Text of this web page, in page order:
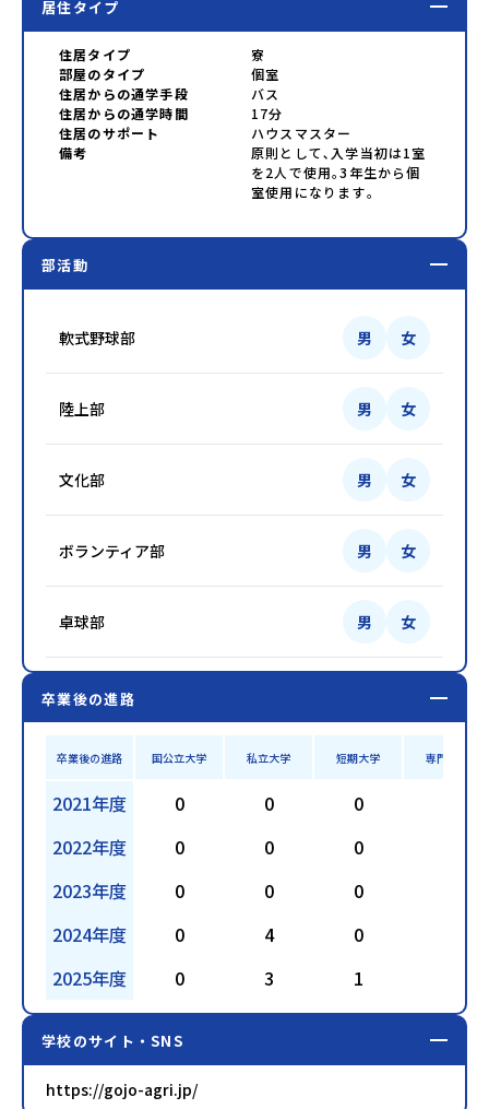
居住タイプ
住居タイプ
寮
部屋のタイプ
個室
住居からの通学手段
バス
住居からの通学時間
17分
住居のサポート
ハウスマスター
備考
原則として､入学当初は1室
を2人で使用｡3年生から個
室使用になります｡
部活動
軟式野球部 男 女
陸上部 男 女
文化部 男 女
ボランティア部 男 女
卓球部 男 女
卒業後の進路
卒業後の進路 国公立大学 私立大学 短期大学 専門学校
2021年度 0 0 0
2022年度
0 0 0
2023年度
0 0 0
2024年度
0 4 0
2025年度
0 3 1
学校のサイト・SNS
https://gojo-agri.jp/